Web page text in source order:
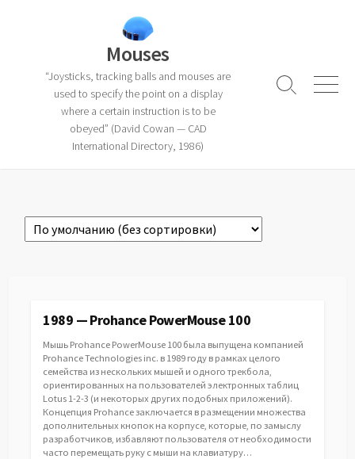
Mouses
“Joysticks, tracking balls and mouses are
used to specify the point on a display
where a certain instruction is to be
obeyed” (David Cowan — CAD
International Directory, 1986)
Search
Menu
1989 — Prohance PowerMouse 100
Мышь Prohance PowerMouse 100 была выпущена компанией
Prohance Technologies inc. в 1989 году в рамках целого
семейства из нескольких мышей и одного трекбола,
ориентированных на пользователей электронных таблиц
Lotus 1-2-3 (и некоторых других подобных приложений).
Концепция Prohance заключается в размещении множества
дополнительных кнопок на корпусе, которые, по замыслу
разработчиков, избавляют пользователя от необходимости
часто перемещать руку с мыши на клавиатуру…